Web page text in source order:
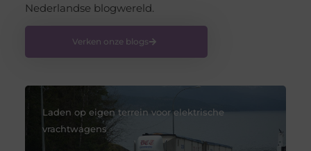
Nederlandse blogwereld.
Verken onze blogs
eigen terrein voor elektrische
bedrijf kopen